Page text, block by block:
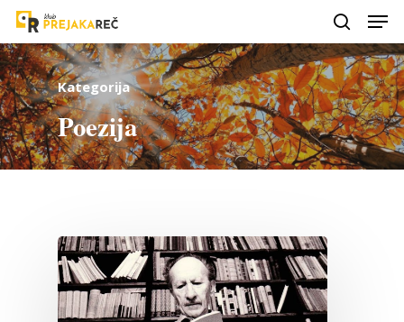
Kategorija
Poezija